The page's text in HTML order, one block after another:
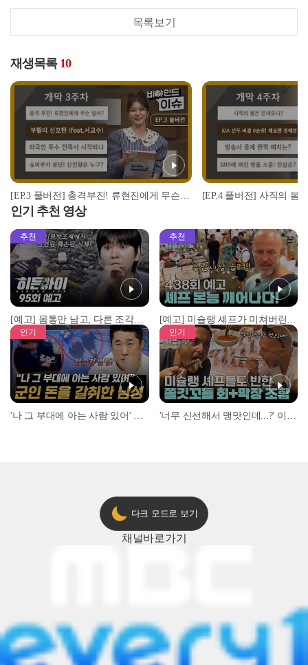
목록보기
재생목록 10
[EP.3 풀버전] 충격부진! 류현진에게 무슨 일이? / 부활의 신호탄 / 외국인 투수 잔혹사 / 슈퍼루키 풍년! 신인왕은 누구? I #비야인드 2024.04.08
인기 추천 영상
추천
[예고] 몸통만 남고, 다른 조각은 어디에..? 시화호에서 드러난 충격적인 토막 살인사건!
추천
[예고] 미슐랭 셰프가 미쳐버린 이유! 본능이 깨어난 사건은?
인기 인기
다크 모드로 보기
채널바로가기